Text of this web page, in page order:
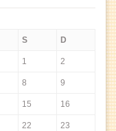
S D
1 2
8 9
15 16
22 23